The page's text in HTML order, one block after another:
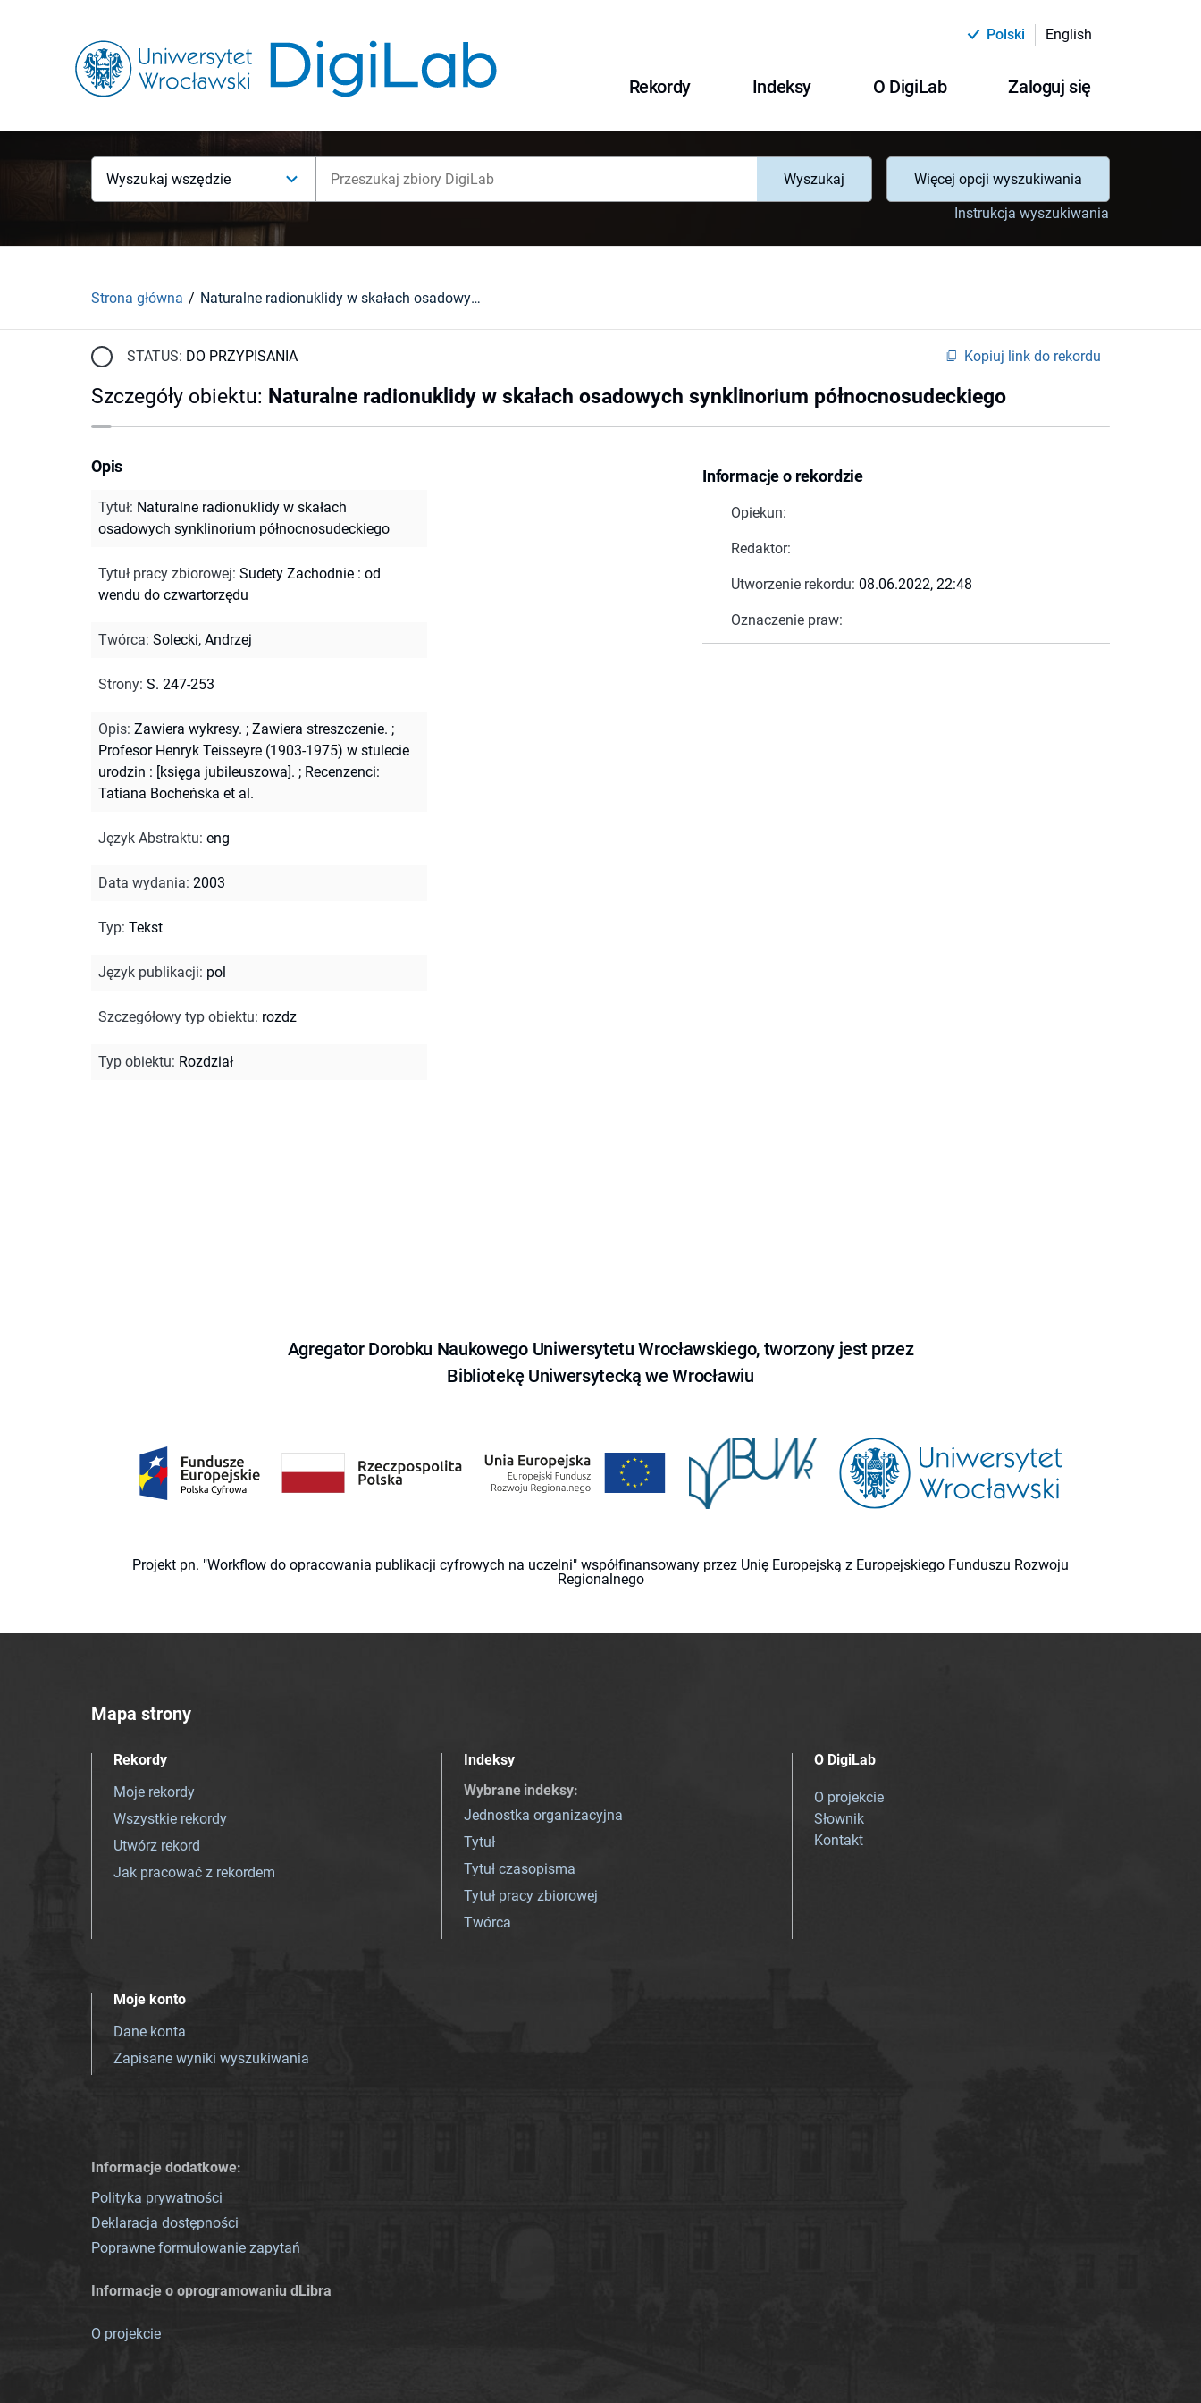
Polski English
Rekordy Indeksy O DigiLab Zaloguj się
Wyszukaj wszędzie Wyszukaj
Więcej opcji wyszukiwania
Instrukcja wyszukiwania
Strona główna Naturalne radionuklidy w skałach osadowych synklinorium północnosudeckiego
STATUS: DO PRZYPISANIA Kopiuj link do rekordu
Szczegóły obiektu: Naturalne radionuklidy w skałach osadowych synklinorium północnosudeckiego
Informacje o rekordzie
Opiekun:
Redaktor:
Utworzenie rekordu: 08.06.2022, 22:48
Oznaczenie praw:
Opis
Tytuł: Naturalne radionuklidy w skałach
osadowych synklinorium północnosudeckiego
Tytuł pracy zbiorowej: Sudety Zachodnie : od
wendu do czwartorzędu
Twórca: Solecki, Andrzej
Strony: S. 247-253
Opis: Zawiera wykresy. ; Zawiera streszczenie. ;
Profesor Henryk Teisseyre (1903-1975) w stulecie
urodzin : [księga jubileuszowa]. ; Recenzenci:
Tatiana Bocheńska et al.
Język Abstraktu: eng
Data wydania: 2003
Typ: Tekst
Język publikacji: pol
Szczegółowy typ obiektu: rozdz
Typ obiektu: Rozdział
Agregator Dorobku Naukowego Uniwersytetu Wrocławskiego, tworzony jest przez
Bibliotekę Uniwersytecką we Wrocławiu
Projekt pn. "Workflow do opracowania publikacji cyfrowych na uczelni" współfinansowany przez Unię Europejską z Europejskiego Funduszu Rozwoju
Regionalnego
Mapa strony
Rekordy
Moje rekordy
Wszystkie rekordy
Utwórz rekord
Jak pracować z rekordem
Indeksy
Wybrane indeksy:
Jednostka organizacyjna
Tytuł
Tytuł czasopisma
Tytuł pracy zbiorowej
Twórca
O DigiLab
O projekcie
Słownik
Kontakt
Moje konto
Dane konta
Zapisane wyniki wyszukiwania
Informacje dodatkowe:
Polityka prywatności
Deklaracja dostępności
Poprawne formułowanie zapytań
Informacje o oprogramowaniu dLibra
O projekcie